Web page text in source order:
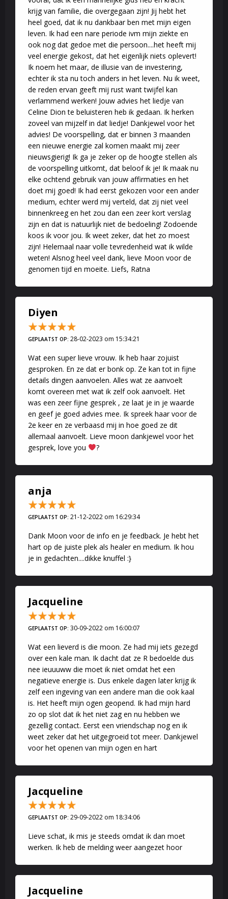
krijg van familie, die overgegaan zijn! Jij hebt het
heel goed, dat ik nu dankbaar ben met mijn eigen
leven. Ik had een nare periode ivm mijn ziekte en
ook nog dat gedoe met die persoon....het heeft mij
veel energie gekost, dat het eigenlijk niets oplevert!
Ik noem het maar, de illusie van de investering,
echter ik sta nu toch anders in het leven. Nu ik weet,
de reden ervan geeft mij rust want twijfel kan
verlammend werken! Jouw advies het liedje van
Celine Dion te beluisteren heb ik gedaan. Ik herken
zoveel van mijzelf in dat liedje! Dankjewel voor het
advies! De voorspelling, dat er binnen 3 maanden
een nieuwe energie zal komen maakt mij zeer
nieuwsgierig! Ik ga je zeker op de hoogte stellen als
de voorspelling uitkomt, dat beloof ik je! Ik maak nu
elke ochtend gebruik van jouw affirmaties en het
doet mij goed! Ik had eerst gekozen voor een ander
medium, echter werd mij verteld, dat zij niet veel
binnenkreeg en het zou dan een zeer kort verslag
zijn en dat is natuurlijk niet de bedoeling! Zodoende
koos ik voor jou. Ik weet zeker, dat het zo moest
zijn! Helemaal naar volle tevredenheid wat ik wilde
weten! Alsnog heel veel dank, lieve Moon voor de
genomen tijd en moeite. Liefs, Ratna
Diyen
GEPLAATST OP: 28-02-2023 om 15:34:21
Wat een super lieve vrouw. Ik heb haar zojuist
gesproken. En ze dat er bonk op. Ze kan tot in fijne
details dingen aanvoelen. Alles wat ze aanvoelt
komt overeen met wat ik zelf ook aanvoelt. Het
was een zeer fijne gesprek , ze laat je in je waarde
en geef je goed advies mee. Ik spreek haar voor de
2e keer en ze verbaasd mij in hoe goed ze dit
allemaal aanvoelt. Lieve moon dankjewel voor het
gesprek, love you
?
anja
GEPLAATST OP: 21-12-2022 om 16:29:34
Dank Moon voor de info en je feedback. Je hebt het
hart op de juiste plek als healer en medium. Ik hou
je in gedachten....dikke knuffel :}
Jacqueline
GEPLAATST OP: 30-09-2022 om 16:00:07
Wat een lieverd is die moon. Ze had mij iets gezegd
over een kale man. Ik dacht dat ze R bedoelde dus
nee ieuuuww die moet ik niet omdat het een
negatieve energie is. Dus enkele dagen later krijg ik
zelf een ingeving van een andere man die ook kaal
is. Het heeft mijn ogen geopend. Ik had mijn hard
zo op slot dat ik het niet zag en nu hebben we
gezellig contact. Eerst een vriendschap nog en ik
weet zeker dat het uitgegroeid tot meer. Dankjewel
voor het openen van mijn ogen en hart
Jacqueline
GEPLAATST OP: 29-09-2022 om 18:34:06
Lieve schat, ik mis je steeds omdat ik dan moet
werken. Ik heb de melding weer aangezet hoor
Jacqueline